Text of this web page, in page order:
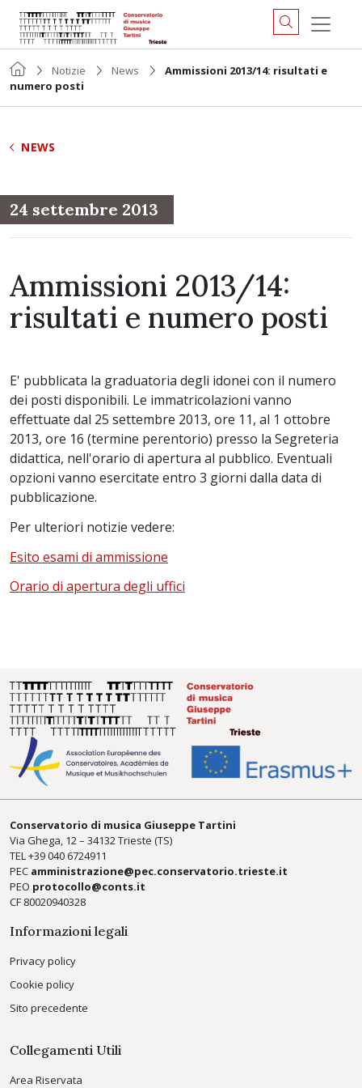
Notizie News
Ammissioni 2013/14: risultati e
numero posti
NEWS
24 settembre 2013
Ammissioni 2013/14:
risultati e numero posti
E' pubblicata la graduatoria degli idonei con il numero
dei posti disponibili. Le immatricolazioni vanno
effettuate dal 25 settembre 2013, ore 11, al 1 ottobre
2013, ore 16 (termine perentorio) presso la Segreteria
didattica, nell'orario di apertura al pubblico. Eventuali
opzioni vanno esercitate entro 3 giorni dalla data di
pubblicazione.
Per ulteriori notizie vedere:
Esito esami di ammissione
Orario di apertura degli uffici
Conservatorio di musica Giuseppe Tartini
Via Ghega, 12 – 34132 Trieste (TS)
TEL +39040 6724911
PEC amministrazione@pec.conservatorio.trieste.it
PEO protocollo@conts.it
CF 80020940328
Informazioni legali
Privacy policy
Cookie policy
Sito precedente
Collegamenti Utili
Area Riservata